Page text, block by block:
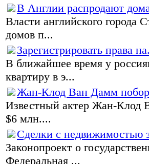
В Англии распродают
Власти английского
домов п...
Зарегистрировать права
В ближайшее время у
квартиру в э...
Жан-Клод Ван Дамм
Известный актер Жан-Клод
$6 млн....
Сделки с недвижимостью
Законопроект о
Федеральная ...